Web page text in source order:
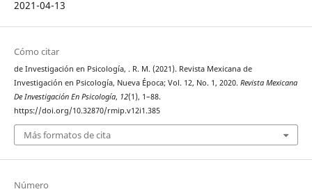
2021-04-13
Cómo citar
de Investigación en Psicología, . R. M. (2021). Revista Mexicana de
Investigación en Psicología, Nueva Época; Vol. 12, No. 1, 2020. Revista Mexicana
De Investigación En Psicología, 12(1), 1–88.
https://doi.org/10.32870/rmip.v12i1.385
Más formatos de cita
Número